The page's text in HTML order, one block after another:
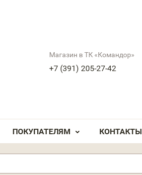
Магазин в ТК «Командор»
+7 (391) 205-27-42
ПОКУПАТЕЛЯМ КОНТАКТЫ